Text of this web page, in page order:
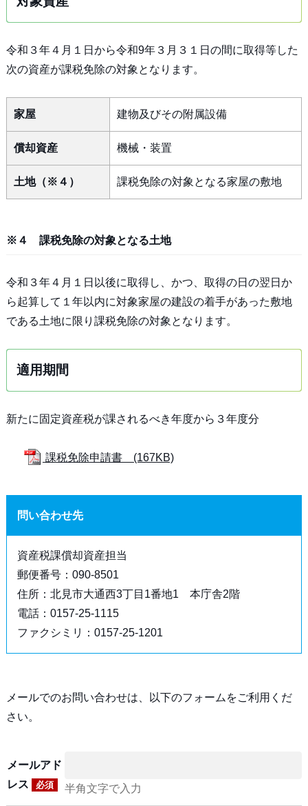
令和３年４月１日から令和9年３月３１日の間に取得等した
次の資産が課税免除の対象となります。
家屋 建物及びその附属設備
償却資産 機械・装置
土地（※４） 課税免除の対象となる家屋の敷地
※４ 課税免除の対象となる土地
令和３年４月１日以後に取得し、かつ、取得の日の翌日か
ら起算して１年以内に対象家屋の建設の着手があった敷地
である土地に限り課税免除の対象となります。
適用期間
新たに固定資産税が課されるべき年度から３年度分
課税免除申請書 (167KB)
問い合わせ先
資産税課償却資産担当
郵便番号：090-8501
住所：北見市大通西3丁目1番地1 本庁舎2階
電話：0157-25-1115
ファクシミリ：0157-25-1201
メールでのお問い合わせは、以下のフォームをご利用くだ
さい。
メールアド
レス
必須 半角文字で入力